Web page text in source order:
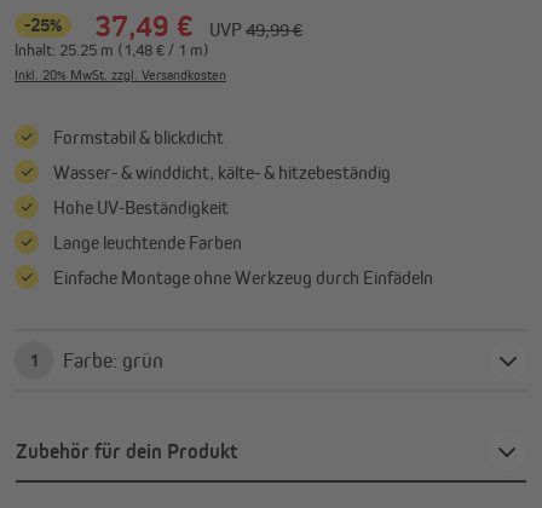
-25% 37,49 € UVP 49,99 €
Inhalt: 25.25 m (1,48 € / 1 m)
Inkl. 20% MwSt. zzgl. Versandkosten
Formstabil & blickdicht
Wasser- & winddicht, kälte- & hitzebeständig
Hohe UV-Beständigkeit
Lange leuchtende Farben
Einfache Montage ohne Werkzeug durch Einfädeln
1 Farbe: grün
Zubehör für dein Produkt